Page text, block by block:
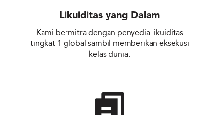
Likuiditas yang Dalam
Kami bermitra dengan penyedia likuiditas
tingkat 1 global sambil memberikan eksekusi
kelas dunia.